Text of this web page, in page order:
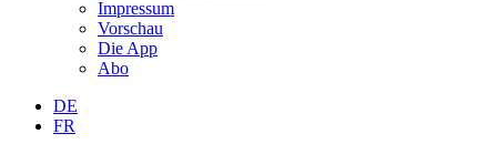
Impressum
Vorschau
Die App
Abo
DE
FR